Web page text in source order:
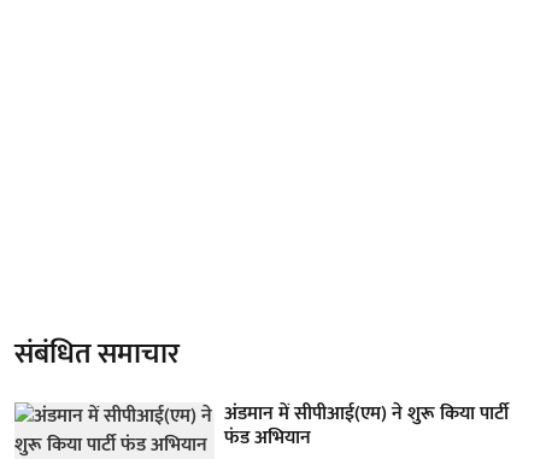
संबंधित समाचार
अंडमान में सीपीआई(एम) ने शुरू किया पार्टी
फंड अभियान